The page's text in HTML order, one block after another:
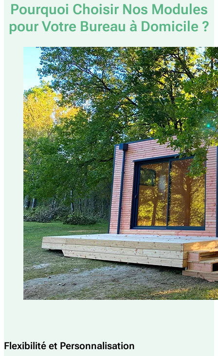
Pourquoi Choisir Nos Modules
pour Votre Bureau à Domicile ?
Flexibilité et Personnalisation